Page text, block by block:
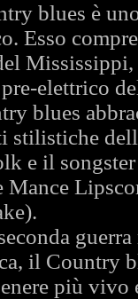
blues è
Esso
elettrico
blues
stilistiche
e il
Mance
il Country
più vivo